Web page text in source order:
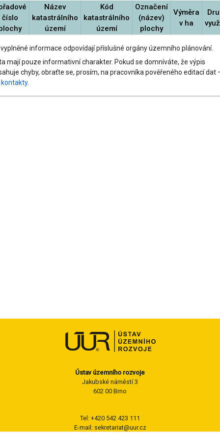
číslo
Název
katastrálního
území
Kód
katastrálního
území
Označení
(název)
plochy
Výměra
v ha
informace odpovídají příslušné orgány územního plánování.
mají pouze informativní charakter. Pokud se domníváte, že výpis
chyby, obraťte se, prosím, na pracovníka pověřeného editací dat
kontakty.
Ústav územního rozvoje
Jakubské náměstí 3
602 00 Brno
Tel: +420 542 423 111
E-mail: sekretariat@uur.cz